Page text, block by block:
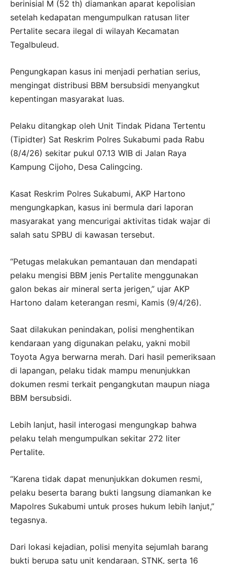
berinisial M (52 th) diamankan aparat kepolisian
setelah kedapatan mengumpulkan ratusan liter
Pertalite secara ilegal di wilayah Kecamatan
Tegalbuleud.
Pengungkapan kasus ini menjadi perhatian serius,
mengingat distribusi BBM bersubsidi menyangkut
kepentingan masyarakat luas.
Pelaku ditangkap oleh Unit Tindak Pidana Tertentu
(Tipidter) Sat Reskrim Polres Sukabumi pada Rabu
(8/4/26) sekitar pukul 07.13 WIB di Jalan Raya
Kampung Cijoho, Desa Calingcing.
Kasat Reskrim Polres Sukabumi, AKP Hartono
mengungkapkan, kasus ini bermula dari laporan
masyarakat yang mencurigai aktivitas tidak wajar di
salah satu SPBU di kawasan tersebut.
“Petugas melakukan pemantauan dan mendapati
pelaku mengisi BBM jenis Pertalite menggunakan
galon bekas air mineral serta jerigen,” ujar AKP
Hartono dalam keterangan resmi, Kamis (9/4/26).
Saat dilakukan penindakan, polisi menghentikan
kendaraan yang digunakan pelaku, yakni mobil
Toyota Agya berwarna merah. Dari hasil pemeriksaan
di lapangan, pelaku tidak mampu menunjukkan
dokumen resmi terkait pengangkutan maupun niaga
BBM bersubsidi.
Lebih lanjut, hasil interogasi mengungkap bahwa
pelaku telah mengumpulkan sekitar 272 liter
Pertalite.
“Karena tidak dapat menunjukkan dokumen resmi,
pelaku beserta barang bukti langsung diamankan ke
Mapolres Sukabumi untuk proses hukum lebih lanjut,”
tegasnya.
Dari lokasi kejadian, polisi menyita sejumlah barang
bukti berupa satu unit kendaraan, STNK, serta 16